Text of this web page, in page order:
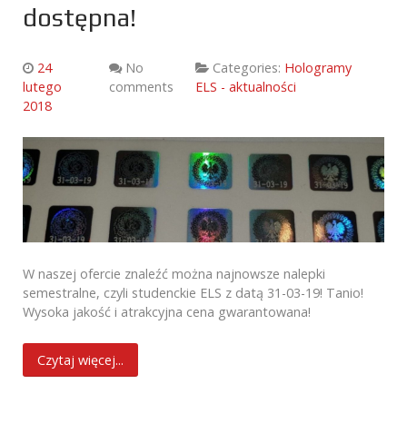
dostępna!
24
lutego
2018
No
comments
Categories: Hologramy
ELS - aktualności
W naszej ofercie znaleźć można najnowsze nalepki
semestralne, czyli studenckie ELS z datą 31-03-19! Tanio!
Wysoka jakość i atrakcyjna cena gwarantowana!
Czytaj więcej...